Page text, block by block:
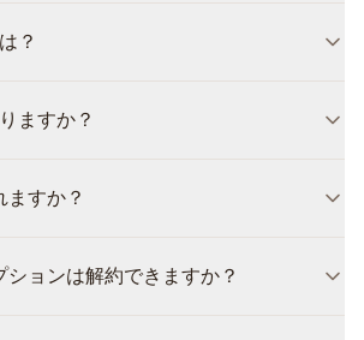
ー、無制限のセル処理）はすべて完全
サブスクリプションで利用できま
？
ールをクリックします。約10秒で完了
メニューからText Toolsを選択してく
ますか？
でも対応できます。大規模な操作は自
すか？
キップせず編集）、空白セルの管理、
ョンは解約できますか？